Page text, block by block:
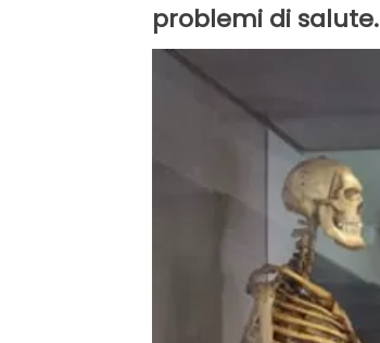
problemi di salute.